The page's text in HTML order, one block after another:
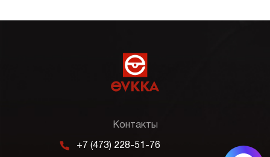
Контакты
m +7 (473) 228-51-76